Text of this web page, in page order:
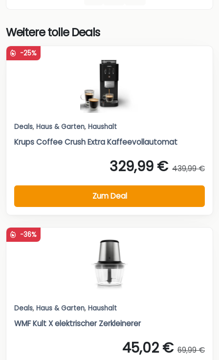
Weitere tolle Deals
-25%
Deals, Haus & Garten, Haushalt
Krups Coffee Crush Extra Kaffeevollautomat
329,99 € 439,99 €
Zum Deal
-36%
Deals, Haus & Garten, Haushalt
WMF Kult X elektrischer Zerkleinerer
45,02 € 69,99 €